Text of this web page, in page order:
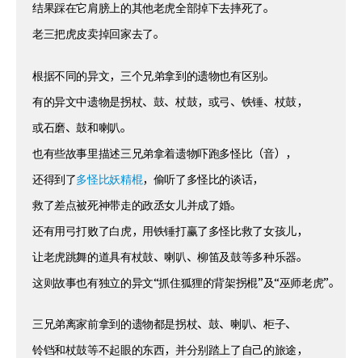
结果踩在它肩膀上的其他老虎全部掉下去摔死了。
老三把虎皮卖掉回家去了。
根据不同的异文，三个兄弟拿到的遗物也有区别。
有的异文中遗物是拐杖、鼓、杖鼓，或弓、铁锤、杖鼓，
或石磨、鼓和喇叭。
也有些故事里描述三兄弟拿着遗物吓跑多怪比（音），
还得到了多怪比妖精棍，偷听了多怪比的谈话，
救了差点被死神带走的政丞女儿并成了婚。
还有用弓打败了白虎，用铁锤打赢了多怪比救了女孩儿，
让老虎跳舞的道具有杖鼓、喇叭、柳笛及鼓等多种乐器。
这则故事也有独立的异文“抓住狐狸的背架拐棍”及“巫师老虎”。
三兄弟离家前拿到的遗物都是拐杖、鼓、喇叭、柜子、
铃铛和杖鼓等不起眼的东西，并分别踏上了自己的旅途，